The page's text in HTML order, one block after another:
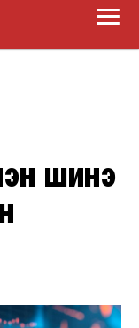
Main
Menu
шинэ